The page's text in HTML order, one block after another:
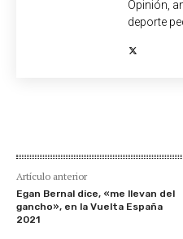
Opinión,
deporte
Artículo anterior
Egan Bernal dice, «me llevan del
gancho», en la Vuelta España
2021